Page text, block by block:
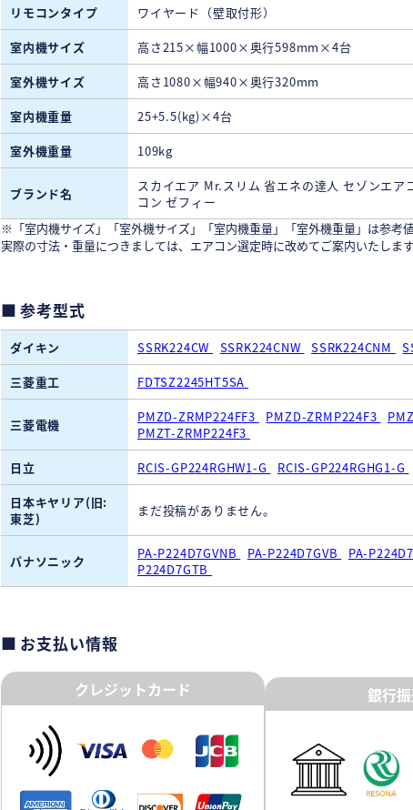
リモコンタイプ
ワイヤード（壁取付形）
室内機サイズ
高さ215×幅1000×奥行598mm×4台
室外機サイズ
高さ1080×幅940×奥行320mm
室内機重量
25+5.5(kg)×4台
室外機重量
109kg
ブランド名
スカイエア Mr.スリム 省エネの達人 セゾンエア
コン ゼフィー
※「室内機サイズ」「室外機サイズ」「室内機重量」「室外機重量」は参考値
実際の寸法・重量につきましては、エアコン選定時に改めてご案内いたします
参考型式
ダイキン SSRK224CW SSRK224CNW SSRK224CNM
三菱重工
FDTSZ2245HT5SA
三菱電機 PMZD-ZRMP224FF3 PMZD-ZRMP224F3
PMZT-ZRMP224F3
日立
RCIS-GP224RGHW1-G
RCIS-GP224RGHG1-G
日本キヤリア(旧:
東芝)
まだ投稿がありません。
パナソニック PA-P224D7GVNB PA-P224D7GVB PA-
P224D7GTB
お支払い情報
クレジットカード 銀行